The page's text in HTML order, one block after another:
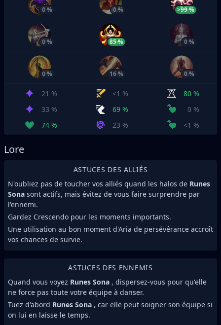
0 % 0 % >99 %
0 % 85 % 0 %
0 % 16 % 0 %
21 % <1 %
80 %
33 %
69 %
0 %
74 %
23 % <1 %
Lore
ASTUCES DES ALLIÉS
N'oubliez pas de toucher vos alliés quand les halos de Runes
Sona sont actifs, mais évitez de vous faire surprendre par
l'ennemi.
Gardez Crescendo pour les moments importants.
Une utilisation au bon moment d'Aria de persévérance accroît
vos chances de survie.
ASTUCES DES ENNEMIS
Quand vous voyez Runes Sona , dispersez-vous pour qu'elle
ne force pas toute votre équipe à danser.
Tuez d'abord Runes Sona , car elle peut soigner son équipe si
on lui en laisse le temps.